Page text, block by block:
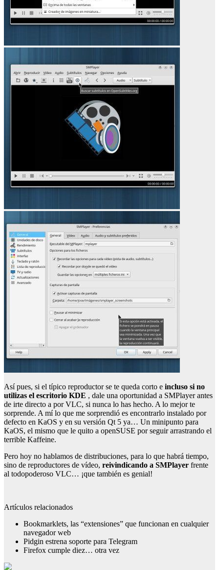
Así pues, si el típico reproductor se te queda corto e incluso si no
utilizas el escritorio KDE , dale una oportunidad a SMPlayer antes
de irte directo a por VLC, si nunca lo has hecho. A lo mejor te
sorprende. A mí lo que me sorprendió es encontrarlo instalado por
defecto en KaOS y en su versión Qt 5 ya… Un minipunto para
KaOS, el mismo que le quito a openSUSE por seguir arrastrando el
terrible Kaffeine.
Pero hoy no hablamos de distribuciones, para lo que habrá tiempo,
sino de reproductores de vídeo, reivindicando a SMPlayer frente
al todopoderoso VLC… ¡que también es genial!
Artículos relacionados
Bookmarklets, las “extensiones” que funcionan en cualquier
navegador web
Pidgin estrena soporte para Telegram
Firefox cumple diez… otra vez